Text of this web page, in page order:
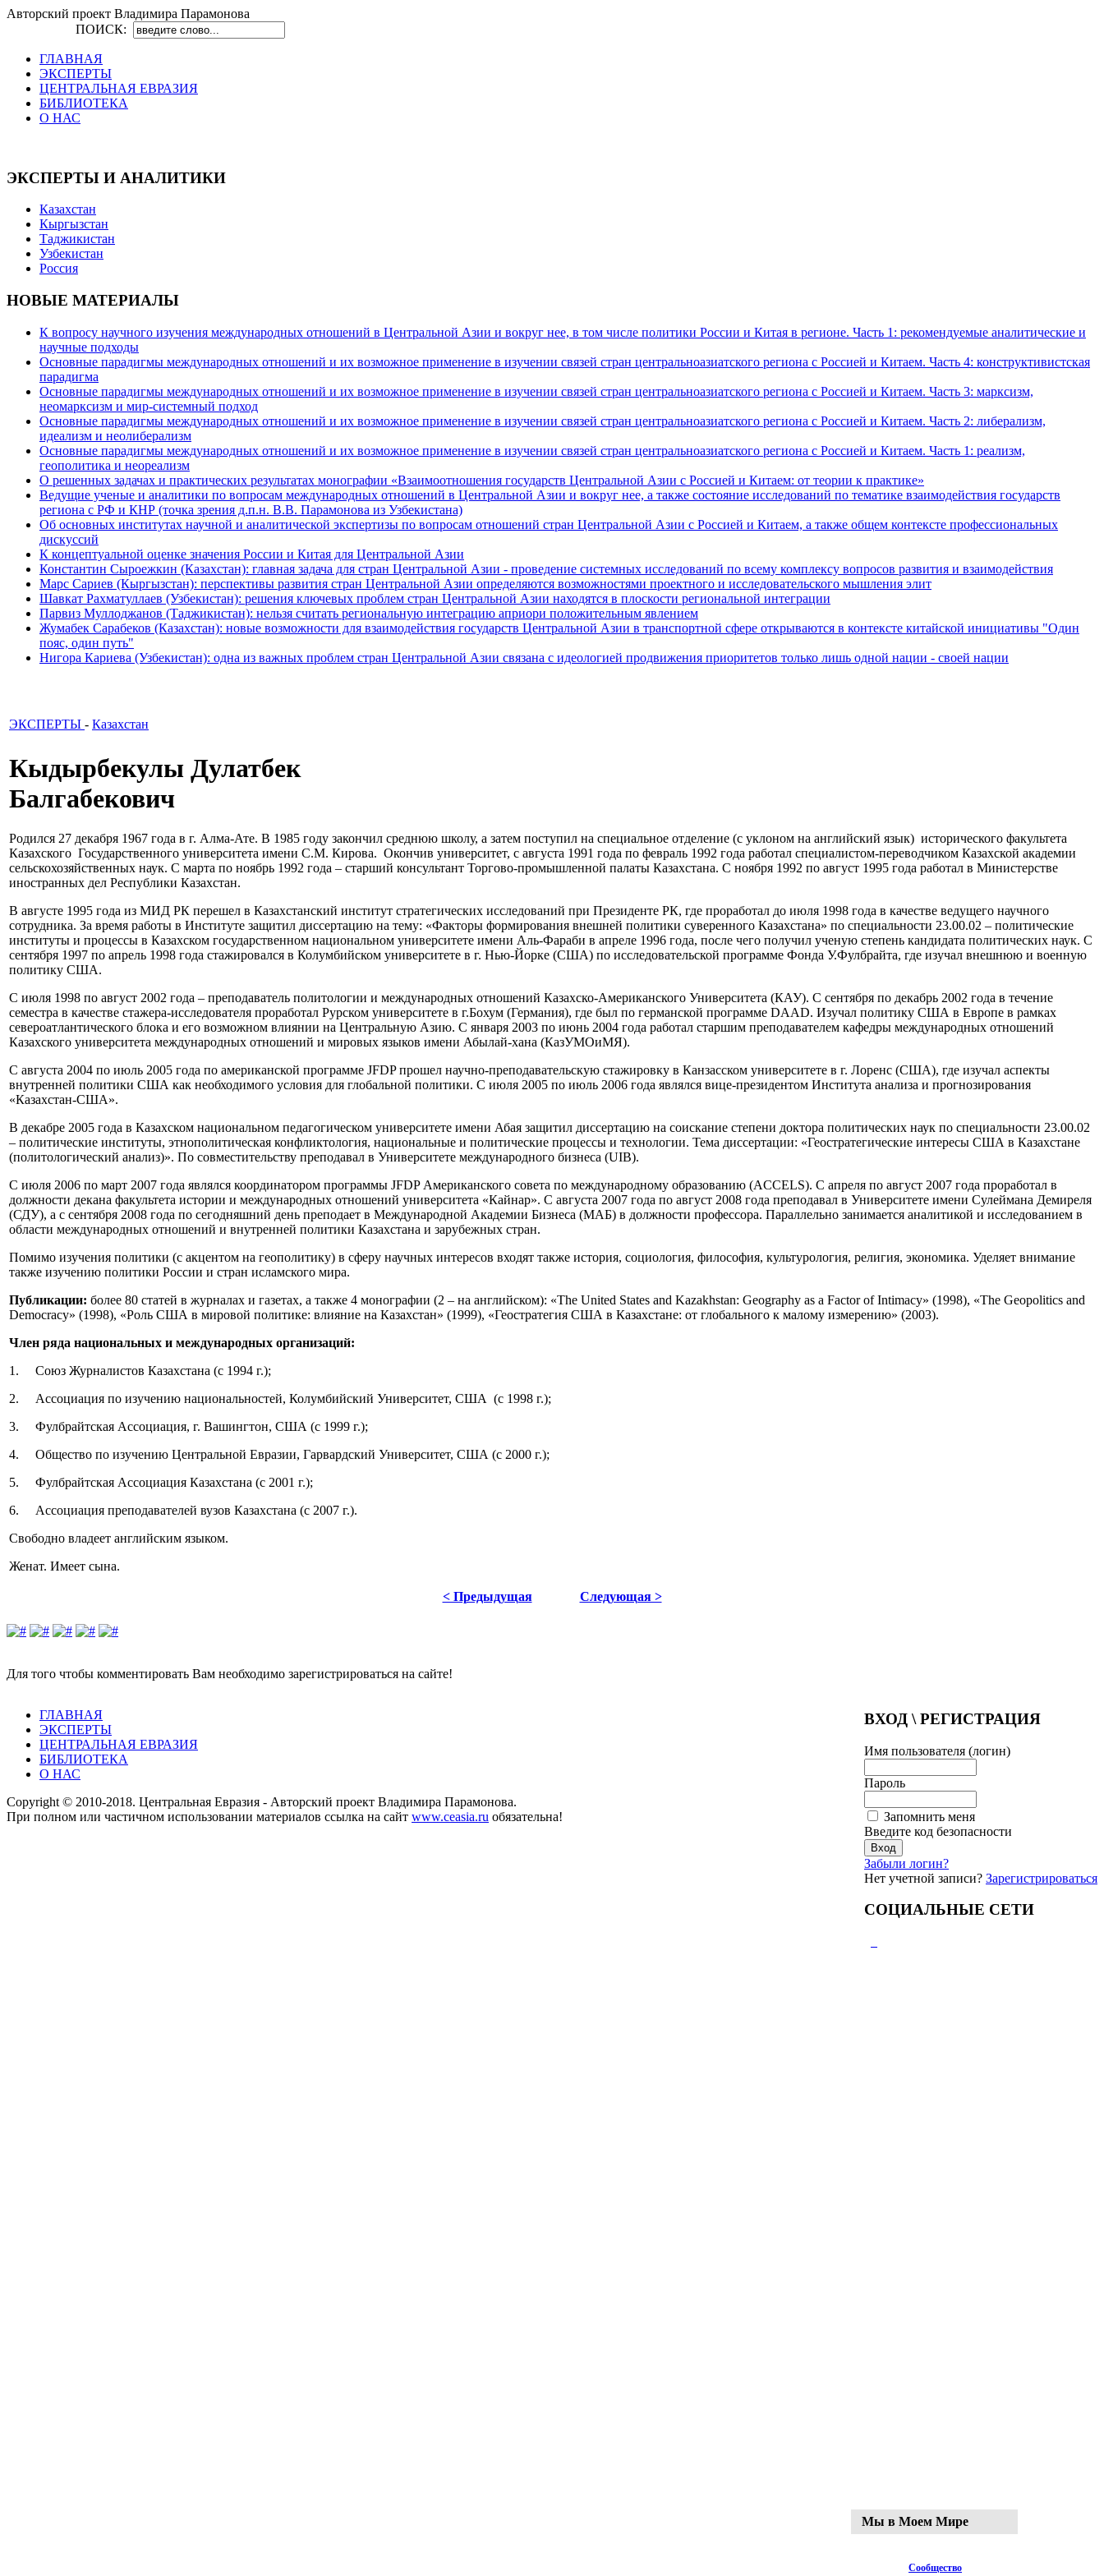
Авторский проект Владимира Парамонова
ПОИСК:
ГЛАВНАЯ
ЭКСПЕРТЫ
ЦЕНТРАЛЬНАЯ ЕВРАЗИЯ
БИБЛИОТЕКА
О НАС
ЭКСПЕРТЫ И АНАЛИТИКИ
Казахстан
Кыргызстан
Таджикистан
Узбекистан
Россия
НОВЫЕ МАТЕРИАЛЫ
К вопросу научного изучения международных отношений в Центральной Азии и вокруг нее, в том числе политики России и Китая в регионе. Часть 1: рекомендуемые аналитические и
научные подходы
Основные парадигмы международных отношений и их возможное применение в изучении связей стран центральноазиатского региона с Россией и Китаем. Часть 4: конструктивистская
парадигма
Основные парадигмы международных отношений и их возможное применение в изучении связей стран центральноазиатского региона с Россией и Китаем. Часть 3: марксизм,
неомарксизм и мир-системный подход
Основные парадигмы международных отношений и их возможное применение в изучении связей стран центральноазиатского региона с Россией и Китаем. Часть 2: либерализм,
идеализм и неолиберализм
Основные парадигмы международных отношений и их возможное применение в изучении связей стран центральноазиатского региона с Россией и Китаем. Часть 1: реализм,
геополитика и неореализм
О решенных задачах и практических результатах монографии «Взаимоотношения государств Центральной Азии с Россией и Китаем: от теории к практике»
Ведущие ученые и аналитики по вопросам международных отношений в Центральной Азии и вокруг нее, а также состояние исследований по тематике взаимодействия государств
региона с РФ и КНР (точка зрения д.п.н. В.В. Парамонова из Узбекистана)
Об основных институтах научной и аналитической экспертизы по вопросам отношений стран Центральной Азии с Россией и Китаем, а также общем контексте профессиональных
дискуссий
К концептуальной оценке значения России и Китая для Центральной Азии
Константин Сыроежкин (Казахстан): главная задача для стран Центральной Азии - проведение системных исследований по всему комплексу вопросов развития и взаимодействия
Марс Сариев (Кыргызстан): перспективы развития стран Центральной Азии определяются возможностями проектного и исследовательского мышления элит
Шавкат Рахматуллаев (Узбекистан): решения ключевых проблем стран Центральной Азии находятся в плоскости региональной интеграции
Парвиз Муллоджанов (Таджикистан): нельзя считать региональную интеграцию априори положительным явлением
Жумабек Сарабеков (Казахстан): новые возможности для взаимодействия государств Центральной Азии в транспортной сфере открываются в контексте китайской инициативы "Один
пояс, один путь"
Нигора Кариева (Узбекистан): одна из важных проблем стран Центральной Азии связана с идеологией продвижения приоритетов только лишь одной нации - своей нации
ЭКСПЕРТЫ - Казахстан
Кыдырбекулы Дулатбек
Балгабекович
Родился 27 декабря 1967 года в г. Алма-Ате. В 1985 году закончил среднюю школу, а затем поступил на специальное отделение (с уклоном на английский язык) исторического факультета
Казахского Государственного университета имени С.М. Кирова. Окончив университет, с августа 1991 года по февраль 1992 года работал специалистом-переводчиком Казахской академии
сельскохозяйственных наук. С марта по ноябрь 1992 года – старший консультант Торгово-промышленной палаты Казахстана. С ноября 1992 по август 1995 года работал в Министерстве
иностранных дел Республики Казахстан.
В августе 1995 года из МИД РК перешел в Казахстанский институт стратегических исследований при Президенте РК, где проработал до июля 1998 года в качестве ведущего научного
сотрудника. За время работы в Институте защитил диссертацию на тему: «Факторы формирования внешней политики суверенного Казахстана» по специальности 23.00.02 – политические
институты и процессы в Казахском государственном национальном университете имени Аль-Фараби в апреле 1996 года, после чего получил ученую степень кандидата политических наук. С
сентября 1997 по апрель 1998 года стажировался в Колумбийском университете в г. Нью-Йорке (США) по исследовательской программе Фонда У.Фулбрайта, где изучал внешнюю и военную
политику США.
С июля 1998 по август 2002 года – преподаватель политологии и международных отношений Казахско-Американского Университета (КАУ). С сентября по декабрь 2002 года в течение
семестра в качестве стажера-исследователя проработал Рурском университете в г.Бохум (Германия), где был по германской программе DAAD. Изучал политику США в Европе в рамках
североатлантического блока и его возможном влиянии на Центральную Азию. С января 2003 по июнь 2004 года работал старшим преподавателем кафедры международных отношений
Казахского университета международных отношений и мировых языков имени Абылай-хана (КазУМОиМЯ).
С августа 2004 по июль 2005 года по американской программе JFDP прошел научно-преподавательскую стажировку в Канзасском университете в г. Лоренс (США), где изучал аспекты
внутренней политики США как необходимого условия для глобальной политики. С июля 2005 по июль 2006 года являлся вице-президентом Института анализа и прогнозирования
«Казахстан-США».
В декабре 2005 года в Казахском национальном педагогическом университете имени Абая защитил диссертацию на соискание степени доктора политических наук по специальности 23.00.02
– политические институты, этнополитическая конфликтология, национальные и политические процессы и технологии. Тема диссертации: «Геостратегические интересы США в Казахстане
(политологический анализ)». По совместительству преподавал в Университете международного бизнеса (UIB).
С июля 2006 по март 2007 года являлся координатором программы JFDP Американского совета по международному образованию (ACCELS). С апреля по август 2007 года проработал в
должности декана факультета истории и международных отношений университета «Кайнар». С августа 2007 года по август 2008 года преподавал в Университете имени Сулеймана Демиреля
(СДУ), а с сентября 2008 года по сегодняшний день преподает в Международной Академии Бизнеса (МАБ) в должности профессора. Параллельно занимается аналитикой и исследованием в
области международных отношений и внутренней политики Казахстана и зарубежных стран.
Помимо изучения политики (с акцентом на геополитику) в сферу научных интересов входят также история, социология, философия, культурология, религия, экономика. Уделяет внимание
также изучению политики России и стран исламского мира.
Публикации: более 80 статей в журналах и газетах, а также 4 монографии (2 – на английском): «The United States and Kazakhstan: Geography as a Factor of Intimacy» (1998), «The Geopolitics and
Democracy» (1998), «Роль США в мировой политике: влияние на Казахстан» (1999), «Геостратегия США в Казахстане: от глобального к малому измерению» (2003).
Член ряда национальных и международных организаций:
1. Союз Журналистов Казахстана (с 1994 г.);
2. Ассоциация по изучению национальностей, Колумбийский Университет, США (c 1998 г.);
3. Фулбрайтская Ассоциация, г. Вашингтон, США (c 1999 г.);
4. Общество по изучению Центральной Евразии, Гарвардский Университет, США (c 2000 г.);
5. Фулбрайтская Ассоциация Казахстана (c 2001 г.);
6. Ассоциация преподавателей вузов Казахстана (с 2007 г.).
Свободно владеет английским языком.
Женат. Имеет сына.
< Предыдущая Следующая >
Для того чтобы комментировать Вам необходимо зарегистрироваться на сайте!
ВХОД \ РЕГИСТРАЦИЯ
Имя пользователя (логин)
Пароль
Запомнить меня
Введите код безопасности
Забыли логин?
Нет учетной записи? Зарегистрироваться
СОЦИАЛЬНЫЕ СЕТИ
Мы в Моем Мире
Сообщество
ГЛАВНАЯ
ЭКСПЕРТЫ
ЦЕНТРАЛЬНАЯ ЕВРАЗИЯ
БИБЛИОТЕКА
О НАС
Copyright © 2010-2018. Центральная Евразия - Авторский проект Владимира Парамонова.
При полном или частичном использовании материалов ссылка на сайт www.ceasia.ru обязательна!